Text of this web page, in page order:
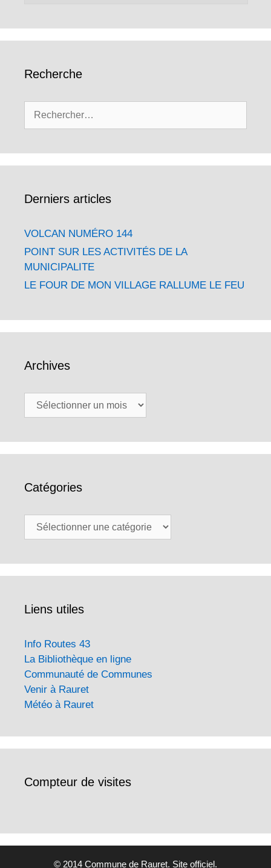
Recherche
Rechercher :
Derniers articles
VOLCAN NUMÉRO 144
POINT SUR LES ACTIVITÉS DE LA
MUNICIPALITE
LE FOUR DE MON VILLAGE RALLUME LE FEU
Archives
Archives
Catégories
Catégories
Liens utiles
Info Routes 43
La Bibliothèque en ligne
Communauté de Communes
Venir à Rauret
Météo à Rauret
Compteur de visites
© 2014 Commune de Rauret. Site officiel.